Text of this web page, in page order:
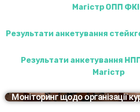
Магістр ОПП
Результати анкетування
Результати анкетування
Магістр
Моніторинг щодо організації